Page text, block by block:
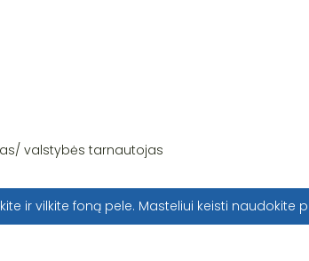
valstybės tarnautojas
ir vilkite foną pele. Masteliui keisti naudokite